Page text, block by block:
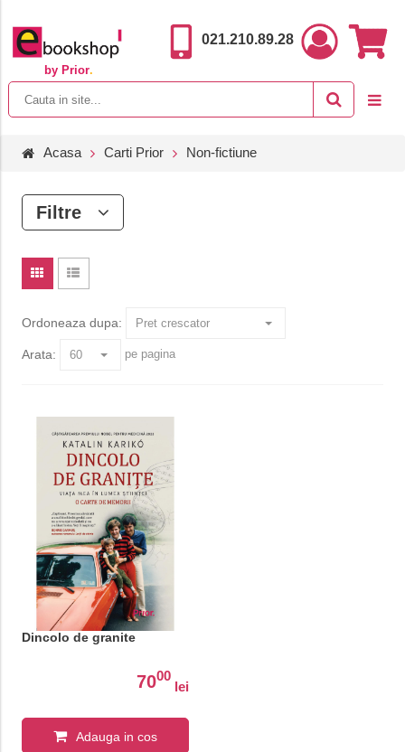
by Prior.
021.210.89.28
Acasa Carti Prior Non-fictiune
Filtre
Ordoneaza dupa:
Arata: pe pagina
Dincolo de granite
7000
lei
Adauga in cos